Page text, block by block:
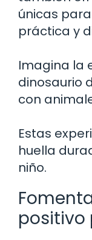
únicas
práctica y
Imagina la
dinosaurio
con
Estas
huella
niño.
positivo